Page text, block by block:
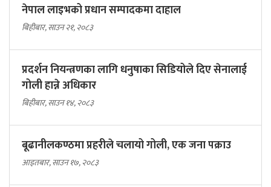
नेपाल लाइभको प्रधान सम्पादकमा दाहाल
बिहीबार, साउन २१, २०८३
प्रदर्शन नियन्त्रणका लागि धनुषाका सिडियोले दिए सेनालाई
गोली हान्ने अधिकार
बिहीबार, साउन १४, २०८३
बूढानीलकण्ठमा प्रहरीले चलायो गोली, एक जना पक्राउ
आइतबार, साउन १७, २०८३